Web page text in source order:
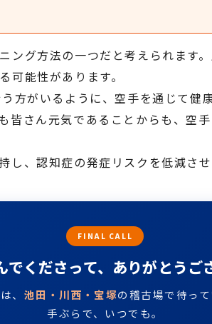
ング方法の一つだと考えられます
可能性があります。
方がいるように、空手を通じて健
皆さん元気であることからも、空
、認知症の発症リスクを低減させ
FINAL CALL
でくださって、ありがとうご
、 池田・川西・宝塚の稽古場で待って
手ぶらで、いつでも。